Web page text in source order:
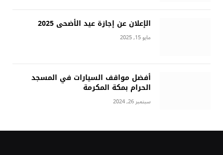
الإعلان عن إجازة عيد الأضحى 2025
مايو 15, 2025
أفضل مواقف السيارات في المسجد
الحرام بمكة المكرمة
سبتمبر 26, 2024